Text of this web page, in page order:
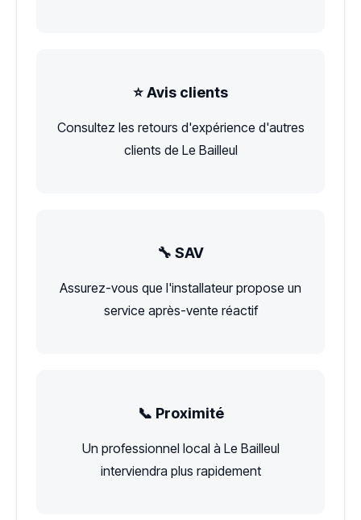
⭐ Avis clients
Consultez les retours d'expérience d'autres
clients de Le Bailleul
🔧 SAV
Assurez-vous que l'installateur propose un
service après-vente réactif
📞 Proximité
Un professionnel local à Le Bailleul
interviendra plus rapidement